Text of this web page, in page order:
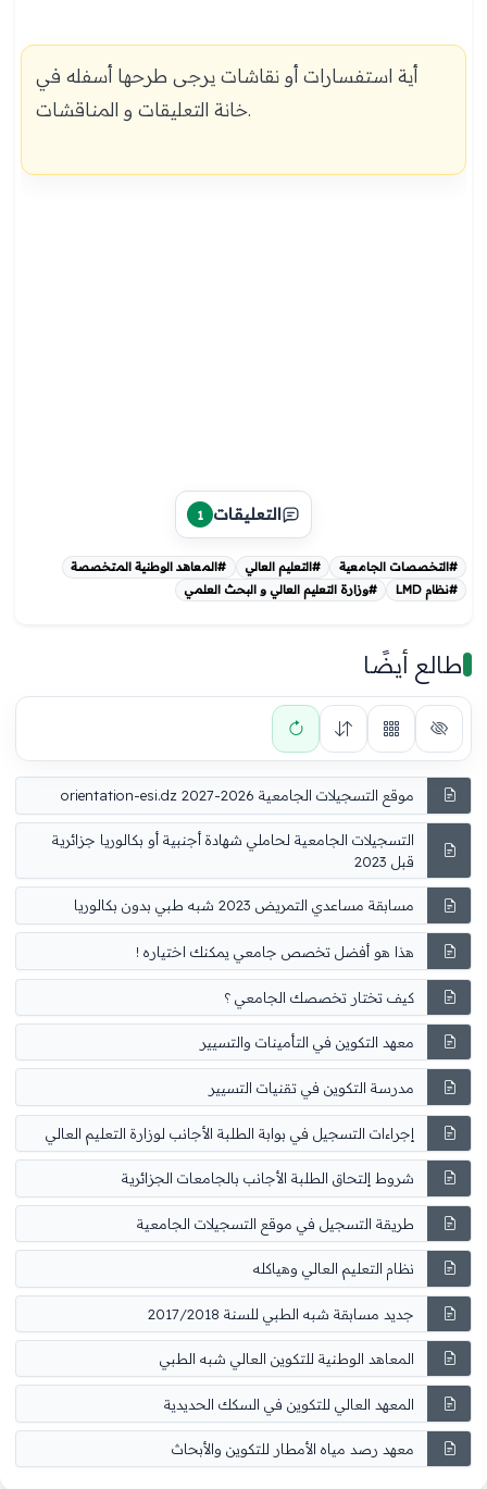
أية استفسارات أو نقاشات يرجى طرحها أسفله في
خانة التعليقات و المناقشات.
التعليقات 1
#التخصصات الجامعية #التعليم العالي
#المعاهد الوطنية المتخصصة
#نظام LMD
#وزارة التعليم العالي و البحث العلمي
طالع أيضًا
موقع التسجيلات الجامعية 2026-2027 orientation-esi.dz
التسجيلات الجامعية لحاملي شهادة أجنبية أو بكالوريا جزائرية
قبل 2023
مسابقة مساعدي التمريض 2023 شبه طبي بدون بكالوريا
هذا هو أفضل تخصص جامعي يمكنك اختياره !
كيف تختار تخصصك الجامعي ؟
معهد التكوين في التأمينات والتسيير
مدرسة التكوين في تقنيات التسيير
إجراءات التسجيل في بوابة الطلبة الأجانب لوزارة التعليم العالي
شروط إلتحاق الطلبة الأجانب بالجامعات الجزائرية
طريقة التسجيل في موقع التسجيلات الجامعية
نظام التعليم العالي وهياكله
جديد مسابقة شبه الطبي للسنة 2017/2018
المعاهد الوطنية للتكوين العالي شبه الطبي
المعهد العالي للتكوين في السكك الحديدية
معهد رصد مياه الأمطار للتكوين والأبحاث